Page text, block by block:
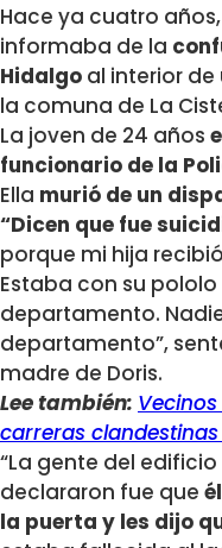
Hace ya cuatro
informaba de la
Hidalgo al interior
la comuna de La
La joven de 24 años
funcionario de la
Ella murió de un
“Dicen que fue
porque mi hija
Estaba con su
departamento.
departamento”,
madre de Doris.
Lee también:
carreras
“La gente del
declararon fue que
la puerta y les dijo